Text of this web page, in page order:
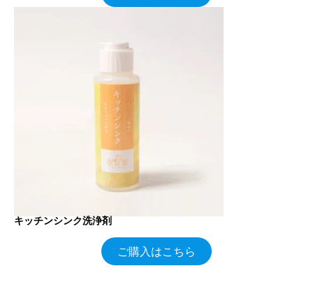
キッチンシンク洗浄剤
ご購入はこちら